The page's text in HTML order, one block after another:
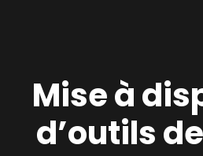
Mise à
d’outils